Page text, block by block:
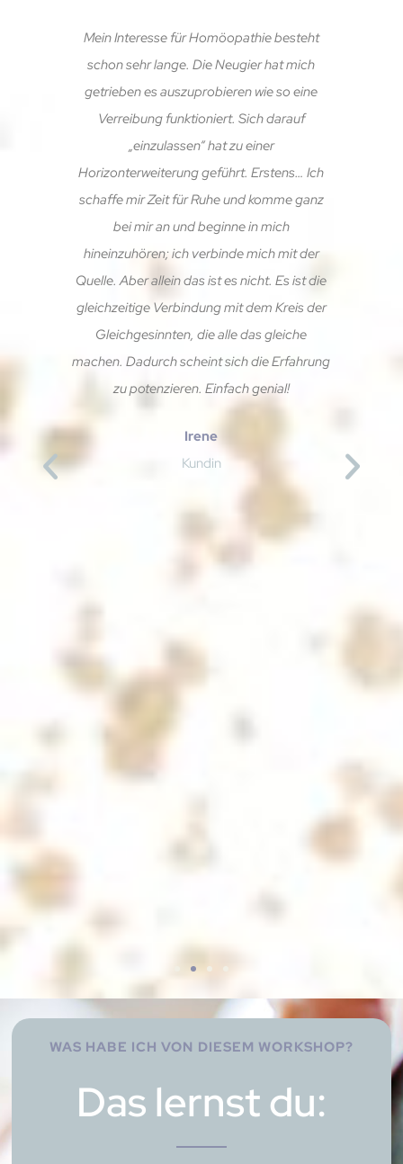
Mein Interesse für Homöopathie besteht
schon sehr lange. Die Neugier hat mich
getrieben es auszuprobieren wie so eine
Verreibung funktioniert. Sich darauf
„einzulassen“ hat zu einer
Horizonterweiterung geführt. Erstens… Ich
schaffe mir Zeit für Ruhe und komme ganz
bei mir an und beginne in mich
hineinzuhören; ich verbinde mich mit der
Quelle. Aber allein das ist es nicht. Es ist die
gleichzeitige Verbindung mit dem Kreis der
Gleichgesinnten, die alle das gleiche
machen. Dadurch scheint sich die Erfahrung
zu potenzieren. Einfach genial!
Irene
Kundin
WAS HABE ICH VON DIESEM WORKSHOP?
Das lernst du: